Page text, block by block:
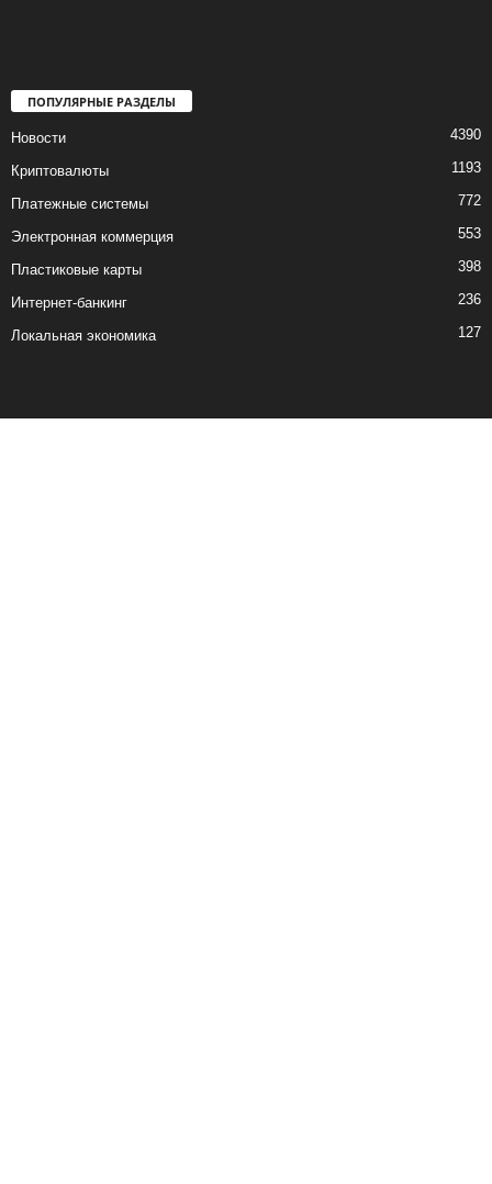
ПОПУЛЯРНЫЕ РАЗДЕЛЫ
Новости 4390
Криптовалюты 1193
Платежные системы 772
Электронная коммерция 553
Пластиковые карты 398
Интернет-банкинг 236
Локальная экономика 127